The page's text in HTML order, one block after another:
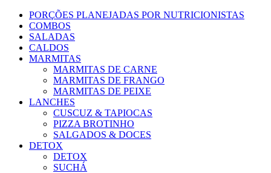
PORÇÕES PLANEJADAS POR NUTRICIONISTAS​
COMBOS
SALADAS
CALDOS
MARMITAS
MARMITAS DE CARNE
MARMITAS DE FRANGO
MARMITAS DE PEIXE
LANCHES
CUSCUZ & TAPIOCAS
PIZZA BROTINHO
SALGADOS & DOCES
DETOX
DETOX
SUCHÁ